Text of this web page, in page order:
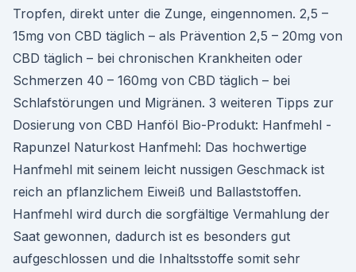
Tropfen, direkt unter die Zunge, eingennomen. 2,5 –
15mg von CBD täglich – als Prävention 2,5 – 20mg von
CBD täglich – bei chronischen Krankheiten oder
Schmerzen 40 – 160mg von CBD täglich – bei
Schlafstörungen und Migränen. 3 weiteren Tipps zur
Dosierung von CBD Hanföl Bio-Produkt: Hanfmehl -
Rapunzel Naturkost Hanfmehl: Das hochwertige
Hanfmehl mit seinem leicht nussigen Geschmack ist
reich an pflanzlichem Eiweiß und Ballaststoffen.
Hanfmehl wird durch die sorgfältige Vermahlung der
Saat gewonnen, dadurch ist es besonders gut
aufgeschlossen und die Inhaltsstoffe somit sehr